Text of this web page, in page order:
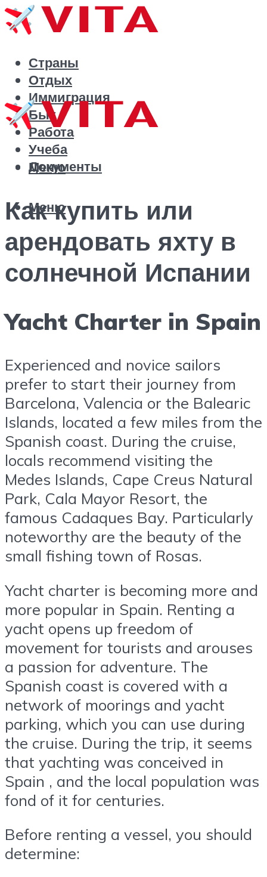
Страны
Отдых
Иммиграция
Быт
Работа
Учеба
Документы
Меню
Меню
Как купить или
арендовать яхту в
солнечной Испании
Yacht Charter in Spain
Experienced and novice sailors
prefer to start their journey from
Barcelona, Valencia or the Balearic
Islands, located a few miles from the
Spanish coast. During the cruise,
locals recommend visiting the
Medes Islands, Cape Creus Natural
Park, Cala Mayor Resort, the
famous Cadaques Bay. Particularly
noteworthy are the beauty of the
small fishing town of Rosas.
Yacht charter is becoming more and
more popular in Spain. Renting a
yacht opens up freedom of
movement for tourists and arouses
a passion for adventure. The
Spanish coast is covered with a
network of moorings and yacht
parking, which you can use during
the cruise. During the trip, it seems
that yachting was conceived in
Spain , and the local population was
fond of it for centuries.
Before renting a vessel, you should
determine: